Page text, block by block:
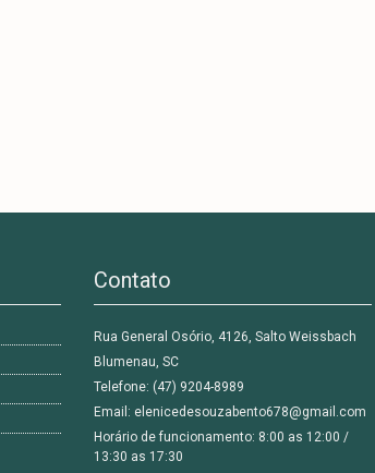
Contato
Rua General Osório, 4126, Salto Weissbach
Blumenau, SC
Telefone: (47) 9204-8989
Email: elenicedesouzabento678@gmail.com
Horário de funcionamento: 8:00 as 12:00 /
13:30 as 17:30